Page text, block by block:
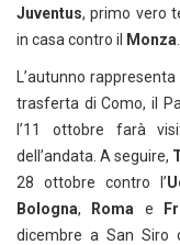
Juventus, primo vero
in casa contro il
Monza.
L’autunno
trasferta di Como, il
l’11 ottobre farà
dell’andata. A seguire,
28 ottobre contro l’
Bologna, Roma e
dicembre a San Siro